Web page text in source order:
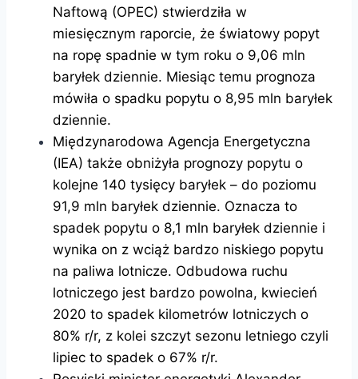
Naftową (OPEC) stwierdziła w
miesięcznym raporcie, że światowy popyt
na ropę spadnie w tym roku o 9,06 mln
baryłek dziennie. Miesiąc temu prognoza
mówiła o spadku popytu o 8,95 mln baryłek
dziennie.
Międzynarodowa Agencja Energetyczna
(IEA) także obniżyła prognozy popytu o
kolejne 140 tysięcy baryłek – do poziomu
91,9 mln baryłek dziennie. Oznacza to
spadek popytu o 8,1 mln baryłek dziennie i
wynika on z wciąż bardzo niskiego popytu
na paliwa lotnicze. Odbudowa ruchu
lotniczego jest bardzo powolna, kwiecień
2020 to spadek kilometrów lotniczych o
80% r/r, z kolei szczyt sezonu letniego czyli
lipiec to spadek o 67% r/r.